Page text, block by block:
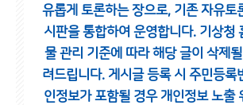
유롭게 토론하는 장으로, 기존 자유토
시판을 통합하여 운영합니다. 기상청
물 관리 기준에 따라 해당 글이 삭제
려드립니다. 게시글 등록 시 주민등록
인정보가 포함될 경우 개인정보 노출